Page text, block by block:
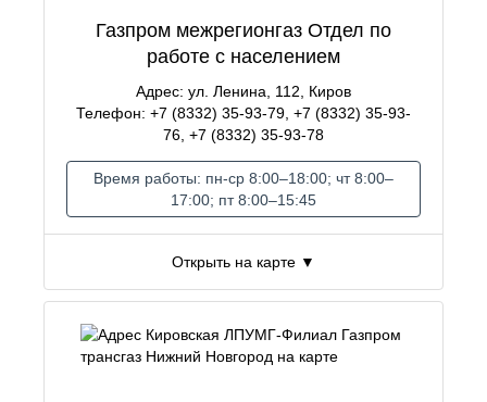
Открыть на карте ▼
Газпром межрегионгаз Отдел по
работе с населением
Адрес: ул. Ленина, 112, Киров
Телефон: +7 (8332) 35-93-79, +7 (8332) 35-93-
76, +7 (8332) 35-93-78
Время работы: пн-ср 8:00–18:00; чт 8:00–
17:00; пт 8:00–15:45